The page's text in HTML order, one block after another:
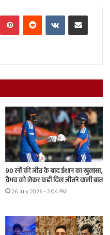
PinterestReddit VKontakteShare via Email
90 रनों की जीत के बाद ईशान का खुलासा,
वैभव को लेकर कही दिल जीतने वाली बात
26 July 2026 - 2:04 PM